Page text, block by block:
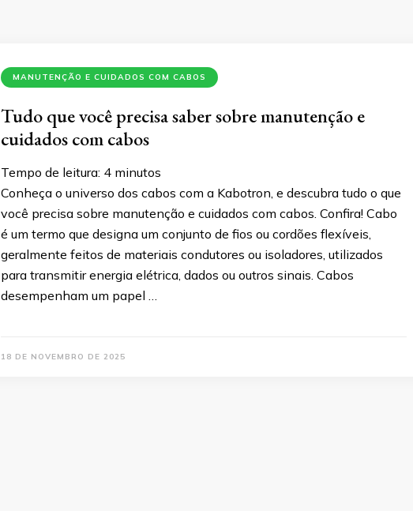
MANUTENÇÃO E CUIDADOS COM CABOS
Tudo que você precisa saber sobre manutenção e
cuidados com cabos
Tempo de leitura: 4 minutos
Conheça o universo dos cabos com a Kabotron, e descubra tudo o que
você precisa sobre manutenção e cuidados com cabos. Confira! Cabo
é um termo que designa um conjunto de fios ou cordões flexíveis,
geralmente feitos de materiais condutores ou isoladores, utilizados
para transmitir energia elétrica, dados ou outros sinais. Cabos
desempenham um papel …
18 DE NOVEMBRO DE 2025